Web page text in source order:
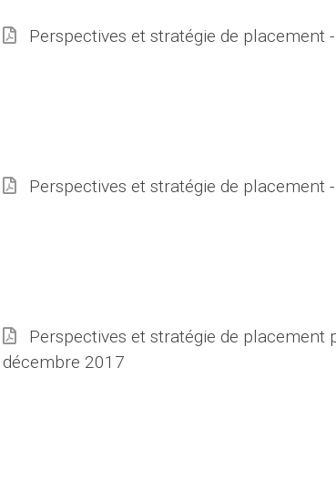
Perspectives et stratégie de placement
Perspectives et stratégie de placement
Perspectives et stratégie de placement
décembre 2017